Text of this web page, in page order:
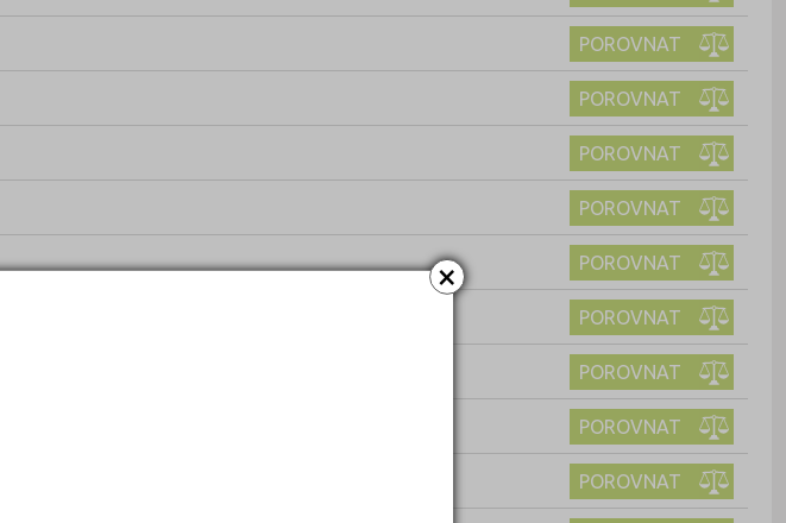
×
POROVNAT
POROVNAT
POROVNAT
POROVNAT
POROVNAT
POROVNAT
POROVNAT
POROVNAT
POROVNAT